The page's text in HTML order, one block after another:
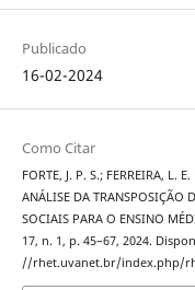
Publicado
16-02-2024
Como Citar
FORTE, J. P. S.; FERREIRA, L.
ANÁLISE DA TRANSPOSIÇÃO
SOCIAIS PARA O ENSINO
17, n. 1, p. 45–67, 2024.
//rhet.uvanet.br/index.php/